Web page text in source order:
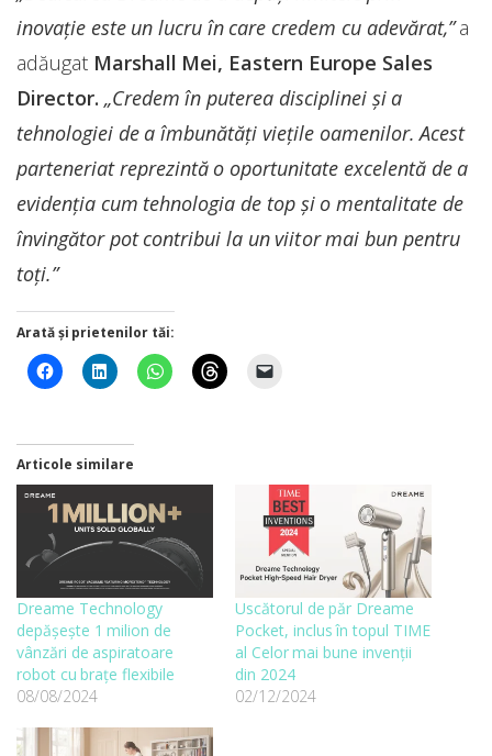
inovație este un lucru în care credem cu adevărat,”a
adăugat Marshall Mei, Eastern Europe Sales
Director. „Credem în puterea disciplinei și a
tehnologiei de a îmbunătăți viețile oamenilor. Acest
parteneriat reprezintă o oportunitate excelentă de a
evidenția cum tehnologia de top și o mentalitate de
învingător pot contribui la un viitor mai bun pentru
toți.”
Arată și prietenilor tăi:
Articole similare
Dreame Technology
depășește 1 milion de
vânzări de aspiratoare
robot cu brațe flexibile
08/08/2024
Uscătorul de păr Dreame
Pocket, inclus în topul TIME
al Celor mai bune invenții
din 2024
02/12/2024